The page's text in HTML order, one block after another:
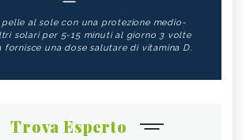
pelle al sole con una protezione medio-
solari per 5-15 minuti al giorno 3 volte
fornisce una dose salutare di vitamina D.
Trova Esperto